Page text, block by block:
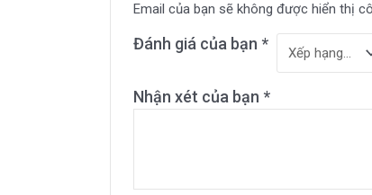
Email của bạn sẽ không được hiển thị
Đánh giá của bạn *
Nhận xét của bạn *